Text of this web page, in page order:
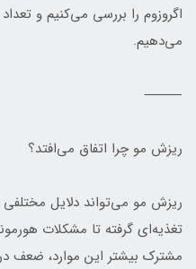
اگروزوم را بررسی می‌کنیم و
می‌دهیم.
⸻
ریزش مو چرا اتفاق می‌افتد؟
ریزش مو می‌تواند دلایل
تغذیه‌ای گرفته تا مشکلات
مشترک بیشتر این موارد، ضعف